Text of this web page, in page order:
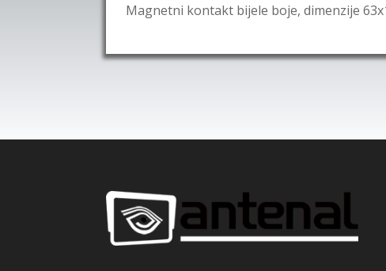
Magnetni kontakt bijele boje, dimenzije